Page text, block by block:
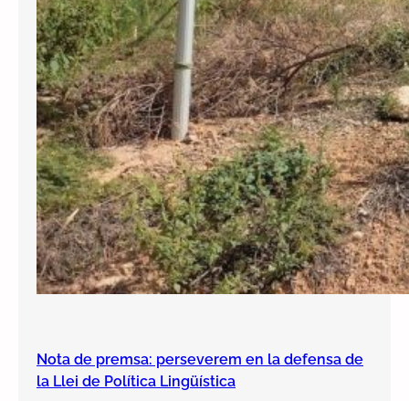
Nota de premsa: perseverem en la defensa de
la Llei de Política Lingüística